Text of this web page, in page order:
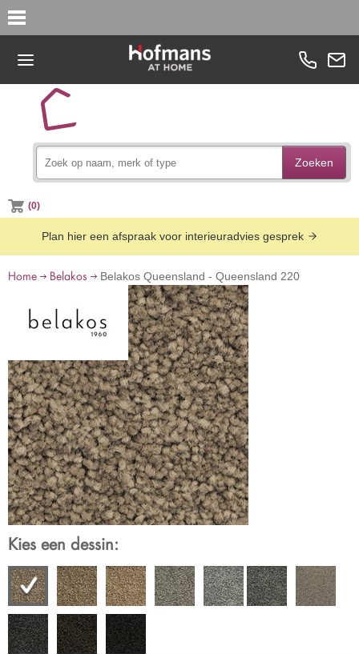
Zoeken
(0)
Plan hier een afspraak voor interieuradvies gesprek
Home Belakos Belakos Queensland - Queensland 220
Kies een dessin: